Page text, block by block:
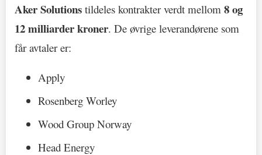
Aker Solutions tildeles kontrakter verdt mellom 8 og
12 milliarder kroner. De øvrige leverandørene som
får avtaler er:
Apply
Rosenberg Worley
Wood Group Norway
Head Energy